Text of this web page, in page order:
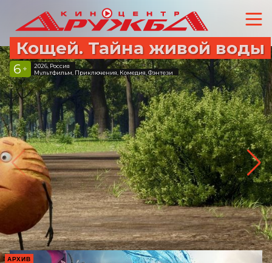
Кощей. Тайна живой воды
6 +
2026, Россия
Мультфильм, Приключения, Комедия, Фэнтези
АРХИВ